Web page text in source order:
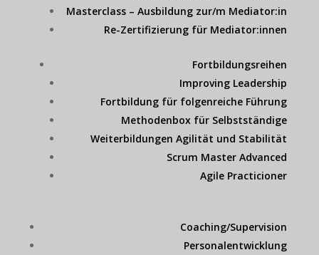
Masterclass – Ausbildung zur/m Mediator:in
Re-Zertifizierung für Mediator:innen
Fortbildungsreihen
Improving Leadership
Fortbildung für folgenreiche Führung
Methodenbox für Selbstständige
Weiterbildungen Agilität und Stabilität
Scrum Master Advanced
Agile Practicioner
Coaching/Supervision
Personalentwicklung